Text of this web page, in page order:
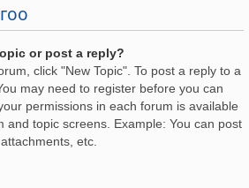
or post a reply?
click "New Topic". To post a reply to a
may need to register before you can
permissions in each forum is available
and topic screens. Example: You can post
etc.